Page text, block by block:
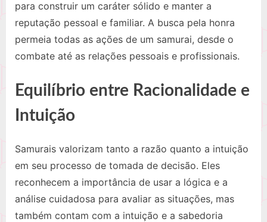
para construir um caráter sólido e manter a
reputação pessoal e familiar. A busca pela honra
permeia todas as ações de um samurai, desde o
combate até as relações pessoais e profissionais.
Equilíbrio entre Racionalidade e
Intuição
Samurais valorizam tanto a razão quanto a intuição
em seu processo de tomada de decisão. Eles
reconhecem a importância de usar a lógica e a
análise cuidadosa para avaliar as situações, mas
também contam com a intuição e a sabedoria